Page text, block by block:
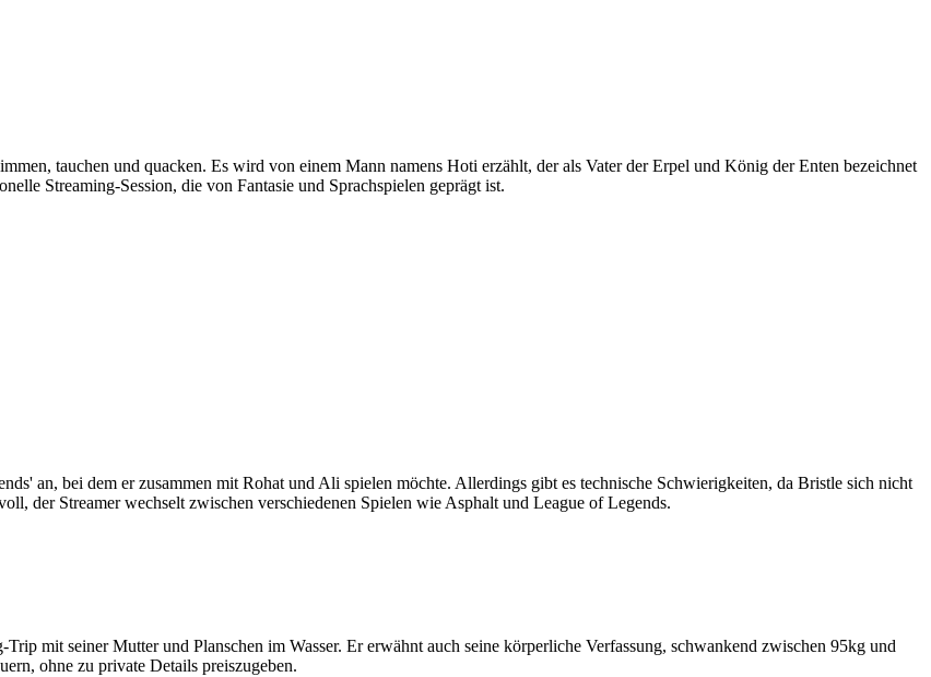
tauchen und quacken. Es wird von einem Mann namens Hoti erzählt, der als Vater der Erpel und König der Enten bezeichnet
Streaming-Session, die von Fantasie und Sprachspielen geprägt ist.
an, bei dem er zusammen mit Rohat und Ali spielen möchte. Allerdings gibt es technische Schwierigkeiten, da Bristle sich nicht
der Streamer wechselt zwischen verschiedenen Spielen wie Asphalt und League of Legends.
mit seiner Mutter und Planschen im Wasser. Er erwähnt auch seine körperliche Verfassung, schwankend zwischen 95kg und
ohne zu private Details preiszugeben.